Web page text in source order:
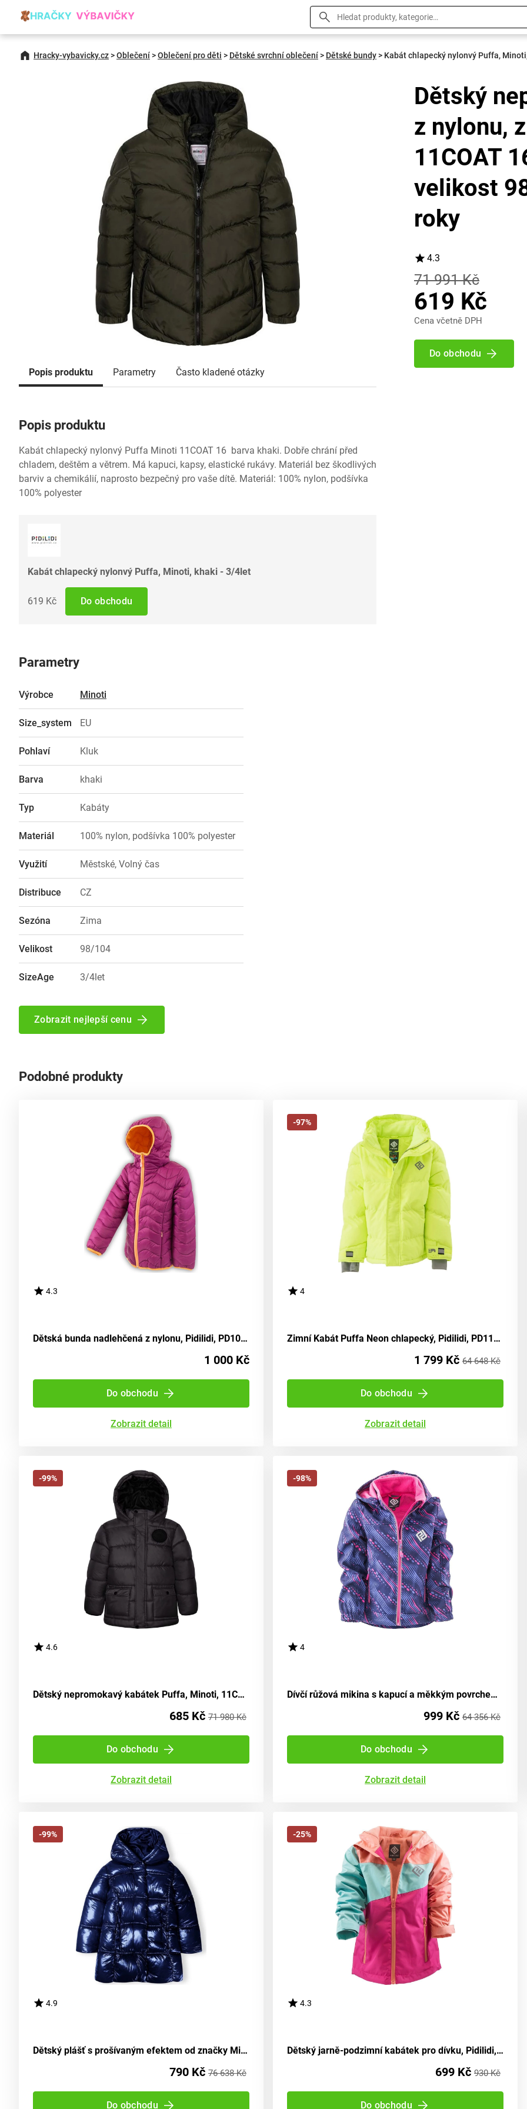
Hracky-vybavicky.cz>Oblečení>Oblečení pro děti > Dětské svrchní oblečení> Dětské bundy> Kabát chlapecký nylonvý Puffa,
Popis produktu Parametry Často kladené otázky
Popis produktu
Kabát chlapecký nylonvý Puffa Minoti 11COAT 16 barva khaki. Dobře chrání před
chladem, deštěm a větrem. Má kapuci, kapsy, elastické rukávy. Materiál bez škodlivých
barviv a chemikálií, naprosto bezpečný pro vaše dítě. Materiál: 100% nylon, podšívka
100% polyester
Kabát chlapecký nylonvý Puffa, Minoti, khaki - 3/4let
619 Kč Do obchodu
Parametry
Výrobce Minoti
Size_system EU
Pohlaví Kluk
Barva khaki
Typ Kabáty
Materiál 100% nylon, podšívka 100% polyester
Využití Městské, Volný čas
Distribuce CZ
Sezóna Zima
Velikost 98/104
SizeAge 3/4let
Zobrazit nejlepší cenu
Dětský
z nylonu,
11COAT
velikost
roky
4.3
71 991 Kč
619 Kč
Cena včetně DPH
Do obchodu
Podobné produkty
4.3
Dětská bunda nadlehčená z nylonu, Pidilidi, PD1087, barva vína - velikost 98 | 3 roky
1 000 Kč
Do obchodu
Zobrazit detail
-97%
4
Zimní Kabát Puffa Neon chlapecký, Pidilidi, PD1110-19, odstín zelena - velikost 98 | pro věk 3 let
1 799 Kč 64 648 Kč
Do obchodu
Zobrazit detail
-99%
4.6
Dětský nepromokavý kabátek Puffa, Minoti, 11COAT 11, černý - velikost 98/104 | pro věk 3-4 roky
685 Kč 71 980 Kč
Do obchodu
Zobrazit detail
-98%
4
Dívčí růžová mikina s kapucí a měkkým povrchem, Pidilidi, PD1102-01, velikost 98 | pro věk 3 roky
999 Kč 64 356 Kč
Do obchodu
Zobrazit detail
-99%
4.9
Dětský plášť s prošívaným efektem od značky Minoti, model 16coat 7, v modrém provedení - velikost 98/104 | vhodný pro věk 3-4 let
790 Kč 76 638 Kč
Do obchodu
-25%
4.3
Dětský jarně-podzimní kabátek pro dívku, Pidilidi, PD1090-01, velikost 98 | věk 3 roky
699 Kč 930 Kč
Do obchodu